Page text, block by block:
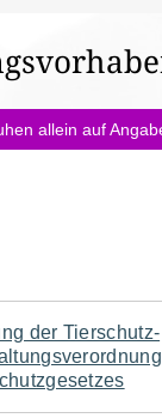
allein auf
der Tierschutz-